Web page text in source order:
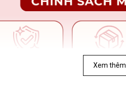
Xem thêm